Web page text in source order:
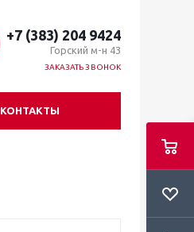
+7 (383) 204 9424
Горский м-н 43
ЗАКАЗАТЬ ЗВОНОК
КОНТАКТЫ